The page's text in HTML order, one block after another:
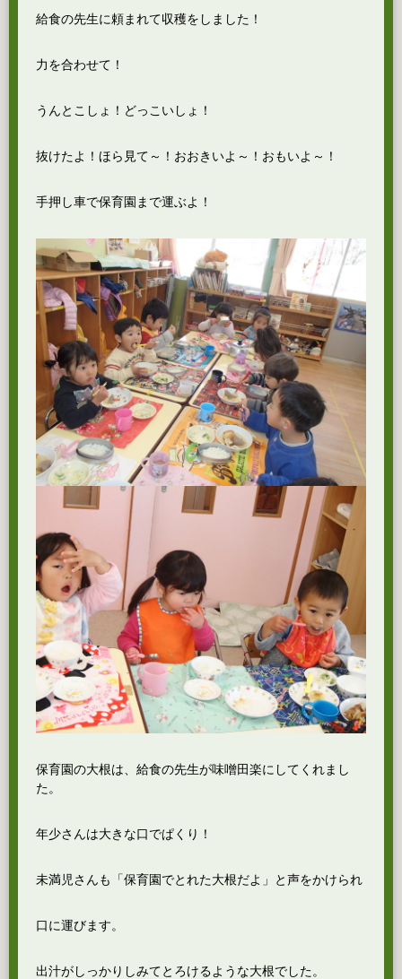
給食の先生に頼まれて収穫をしました！
力を合わせて！
うんとこしょ！どっこいしょ！
抜けたよ！ほら見て～！おおきいよ～！おもいよ～！
手押し車で保育園まで運ぶよ！
保育園の大根は、給食の先生が味噌田楽にしてくれまし
た。
年少さんは大きな口でぱくり！
未満児さんも「保育園でとれた大根だよ」と声をかけられ
口に運びます。
出汁がしっかりしみてとろけるような大根でした。